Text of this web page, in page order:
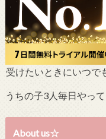
受けたいときにいつで
うちの子3人毎日やっ
About us☆